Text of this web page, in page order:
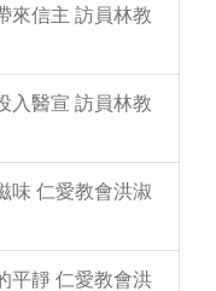
來信主 訪員林教
入醫宣 訪員林教
味 仁愛教會洪淑
平靜 仁愛教會洪